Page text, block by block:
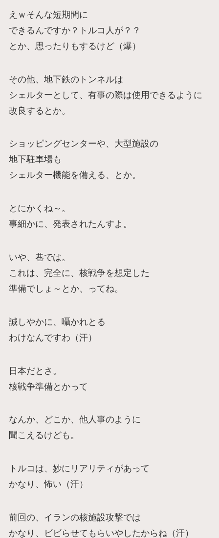
えｗそんな短期間に
できるんですか？トルコ人が？？
とか、思ったりもするけど（爆）
その他、地下鉄のトンネルは
シェルターとして、有事の際は使用できるように
改良するとか。
ショッピングセンターや、大型施設の
地下駐車場も
シェルター機能を備える、とか。
とにかくね～。
事細かに、発表されたんすよ。
いや、巷では。
これは、完全に、核戦争を想定した
準備でしょ～とか、ってね。
誠しやかに、囁かれとる
わけなんですわ（汗）
日本だとさ。
核戦争準備とかって
なんか、どこか、他人事のように
聞こえるけども。
トルコは、妙にリアリティがあって
かなり、怖い（汗）
前回の、イランの核施設攻撃では
かなり、ビビらせてもらいやしたからね（汗）